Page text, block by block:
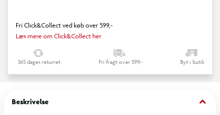
Fri Click&Collect ved køb over 599,-
Læs mere om Click&Collect her
365 dages returret Fri fragt over 599,- Byt i butik
Beskrivelse keyboard_arrow_down